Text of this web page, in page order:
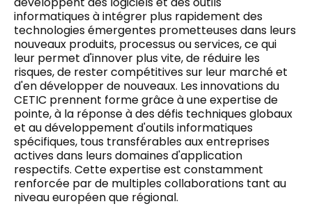
informatiques à intégrer plus rapidement des
technologies émergentes prometteuses dans leurs
nouveaux produits, processus ou services, ce qui
leur permet d'innover plus vite, de réduire les
risques, de rester compétitives sur leur marché et
d'en développer de nouveaux. Les innovations du
CETIC prennent forme grâce à une expertise de
pointe, à la réponse à des défis techniques globaux
et au développement d'outils informatiques
spécifiques, tous transférables aux entreprises
actives dans leurs domaines d'application
respectifs. Cette expertise est constamment
renforcée par de multiples collaborations tant au
niveau européen que régional.